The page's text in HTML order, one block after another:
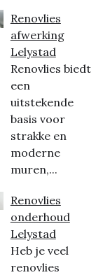
Renovlies
afwerking
Lelystad
Renovlies biedt
een
uitstekende
basis voor
strakke en
moderne
muren,...
Renovlies
onderhoud
Lelystad
Heb je veel
renovlies